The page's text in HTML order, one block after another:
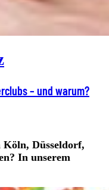
– und warum?
Köln, Düsseldorf,
In unserem